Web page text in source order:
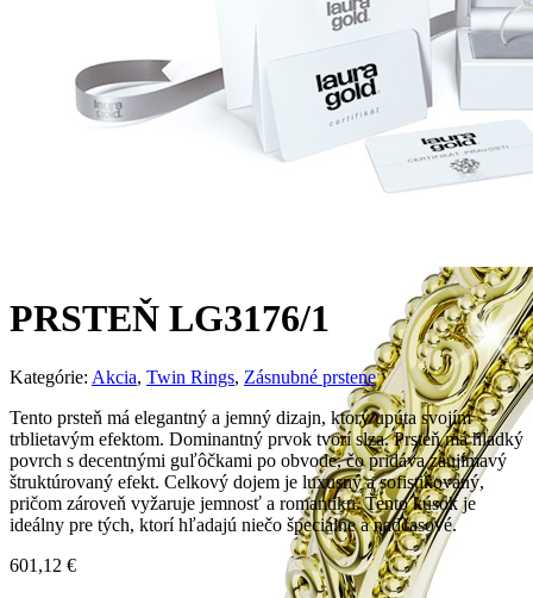
PRSTEŇ LG3176/1
Kategórie: Akcia, Twin Rings, Zásnubné prstene
Tento prsteň má elegantný a jemný dizajn, ktorý upúta svojím
trblietavým efektom. Dominantný prvok tvorí slza. Prsteň má hladký
povrch s decentnými guľôčkami po obvode, čo pridáva zaujímavý
štruktúrovaný efekt. Celkový dojem je luxusný a sofistikovaný,
pričom zároveň vyžaruje jemnosť a romantiku. Tento kúsok je
ideálny pre tých, ktorí hľadajú niečo špeciálne a nadčasové.
601,12 €